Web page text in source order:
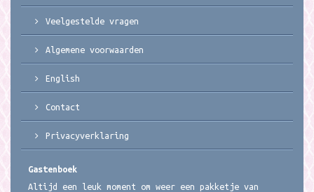
Veelgestelde vragen
Algemene voorwaarden
English
Contact
Privacyverklaring
Gastenboek
Altijd een leuk moment om weer een pakketje van